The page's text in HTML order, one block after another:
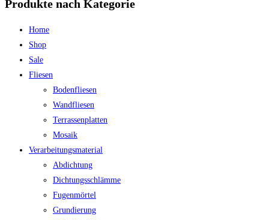
Produkte nach Kategorie
Home
Shop
Sale
Fliesen
Bodenfliesen
Wandfliesen
Terrassenplatten
Mosaik
Verarbeitungsmaterial
Abdichtung
Dichtungsschlämme
Fugenmörtel
Grundierung